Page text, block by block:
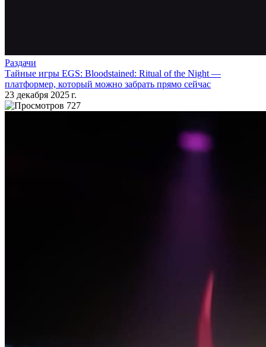
Раздачи
Тайные игры EGS: Bloodstained: Ritual of the Night —
платформер, который можно забрать прямо сейчас
23 декабря 2025 г.
727